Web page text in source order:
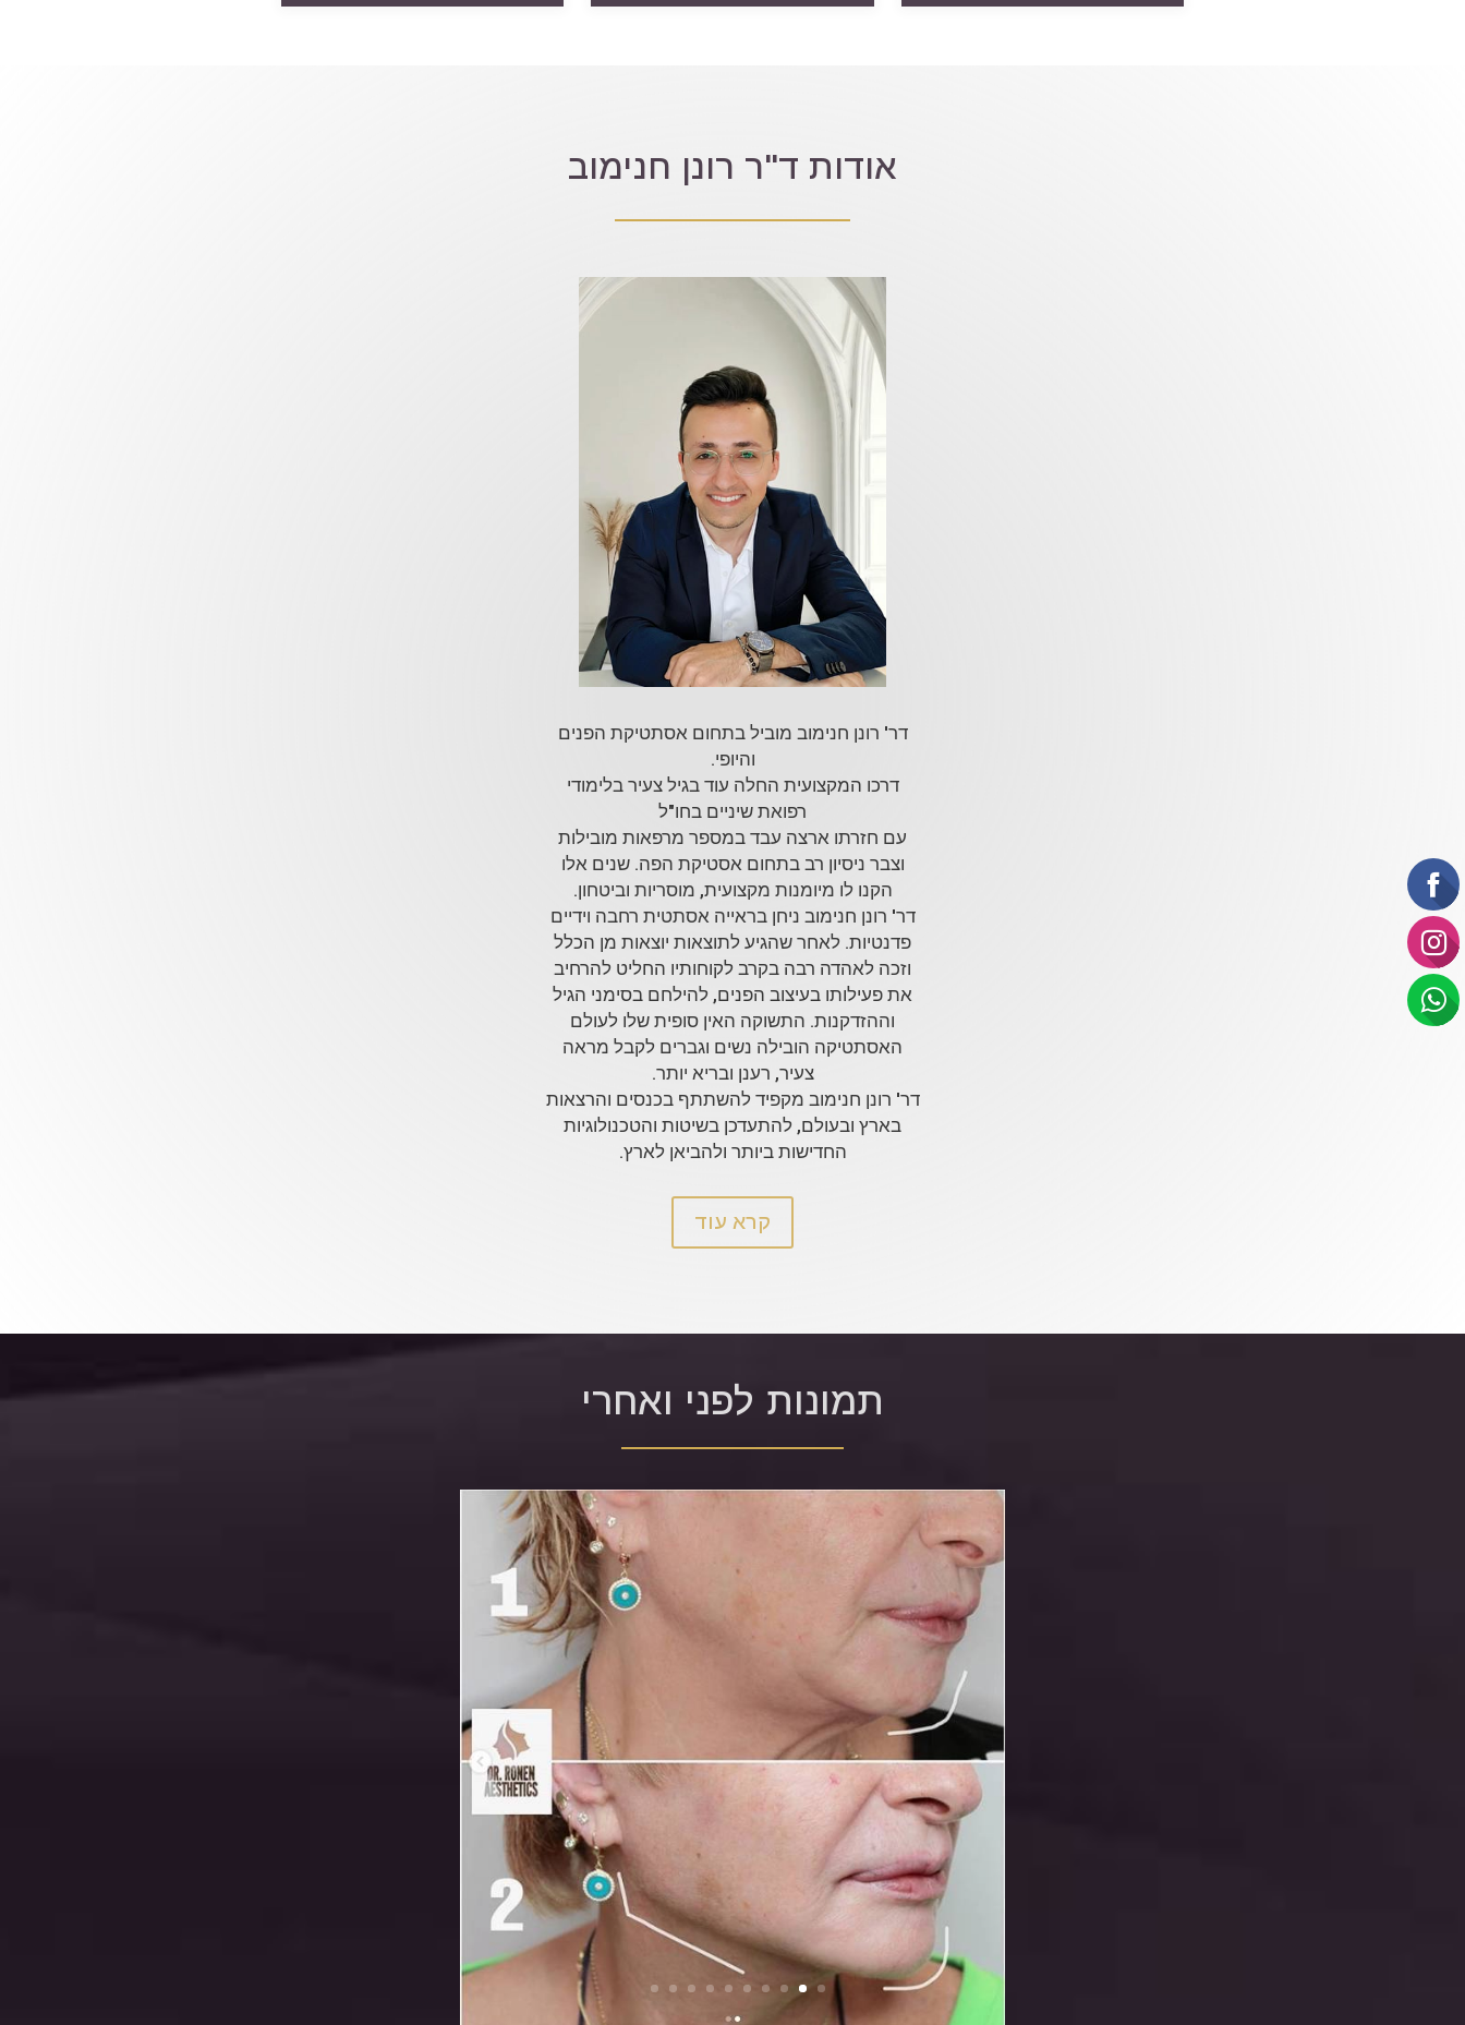
אודות ד"ר רונן חנימוב
דר' רונן חנימוב מוביל בתחום אסתטיקת הפנים
והיופי.
דרכו המקצועית החלה עוד בגיל צעיר בלימודי
רפואת שיניים בחו"ל
עם חזרתו ארצה עבד במספר מרפאות מובילות
וצבר ניסיון רב בתחום אסטיקת הפה. שנים אלו
הקנו לו מיומנות מקצועית, מוסריות וביטחון.
דר' רונן חנימוב ניחן בראייה אסתטית רחבה וידיים
פדנטיות. לאחר שהגיע לתוצאות יוצאות מן הכלל
וזכה לאהדה רבה בקרב לקוחותיו החליט להרחיב
את פעילותו בעיצוב הפנים, להילחם בסימני הגיל
וההזדקנות. התשוקה האין סופית שלו לעולם
האסתטיקה הובילה נשים וגברים לקבל מראה
צעיר, רענן ובריא יותר.
דר' רונן חנימוב מקפיד להשתתף בכנסים והרצאות
בארץ ובעולם, להתעדכן בשיטות והטכנולוגיות
החדישות ביותר ולהביאן לארץ.
קרא עוד
תמונות לפני ואחרי